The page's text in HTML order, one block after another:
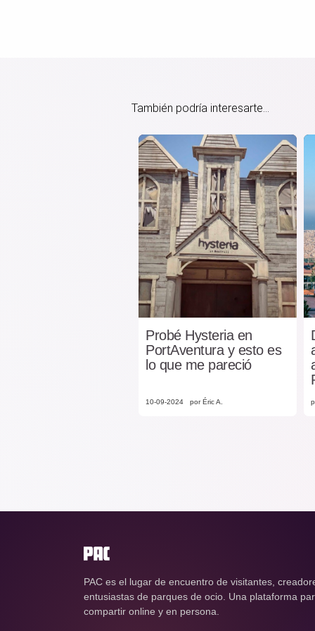
También podría interesarte...
Probé Hysteria en
PortAventura y esto es
lo que me pareció
10-09-2024 por Éric A.
PAC es el lugar de encuentro de visitantes,
entusiastas de parques de ocio. Una plataforma
compartir online y en persona.